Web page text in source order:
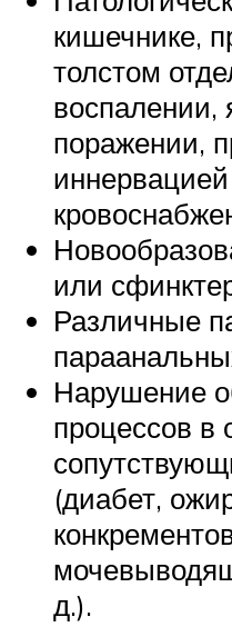
кишечнике,
толстом
воспалении,
поражении,
или
Различные
Нарушение
процессов в
(диабет,
д.).